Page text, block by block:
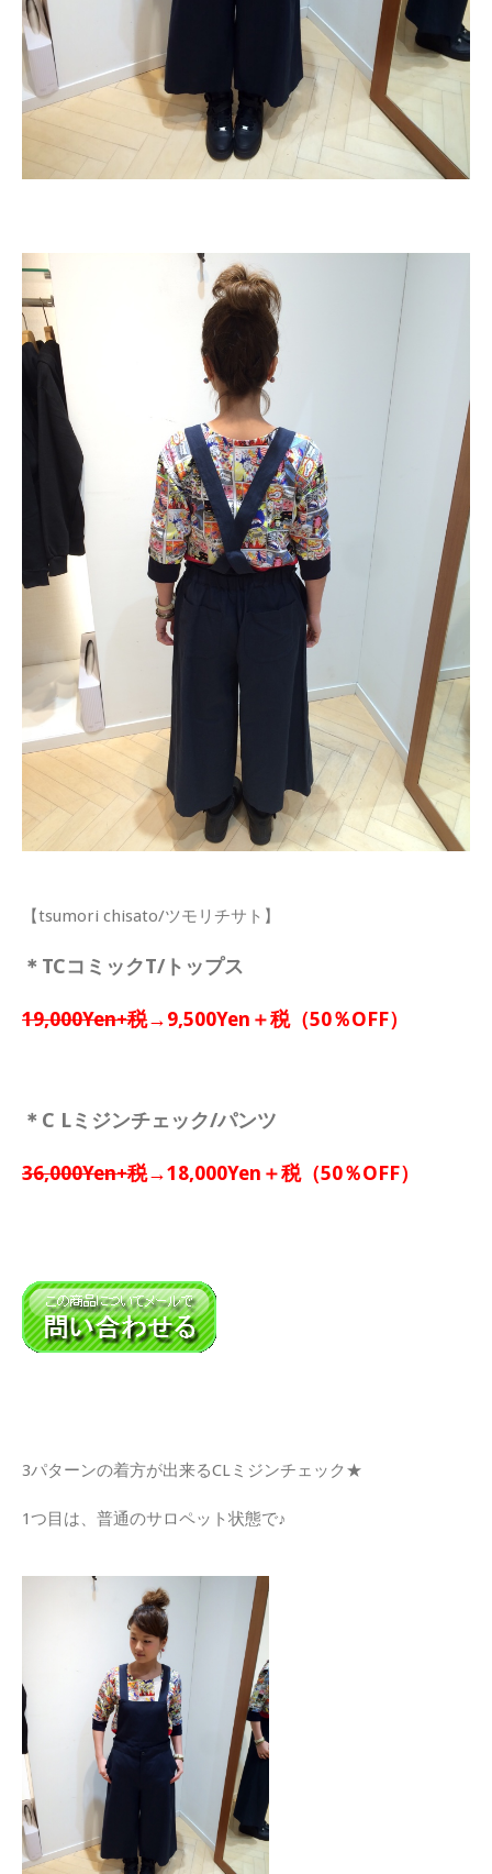
【tsumori chisato/ツモリチサト】
＊TCコミックT/トップス
19,000Yen+税→9,500Yen＋税（50％OFF）
＊C Lミジンチェック/パンツ
36,000Yen+税→18,000Yen＋税（50％OFF）
3パターンの着方が出来るCLミジンチェック★
1つ目は、普通のサロペット状態で♪